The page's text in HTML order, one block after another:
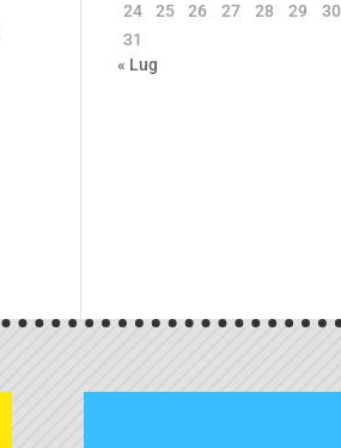
24
25 26 27 28 29
30
31
« Lug